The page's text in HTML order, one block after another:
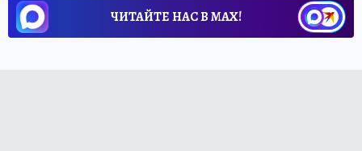
ЧИТАЙТЕ НАС В МАХ!